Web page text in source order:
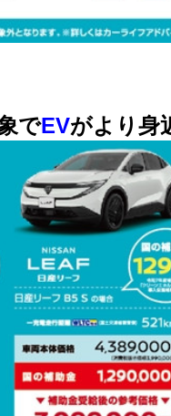
でEVがより身